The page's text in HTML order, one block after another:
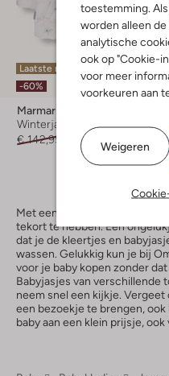
toestemming.
worden alleen
analytische
ook op "Cookie-
voor meer
voorkeuren aan
Weigeren
Laatste maten
-60%
Marmar Copenhagen
Winterjas
€ 142,95
€ 56,99
Met een baby in huis lijk je
tekort te hebben. Een
dat je de kleertjes en
wassen. Gelukkig kun je bij
voor je baby kopen zonder
Babyjasjes van verschillende
neem snel een kijkje.
een bezoekje te brengen,
baby aan een klein prijsje,